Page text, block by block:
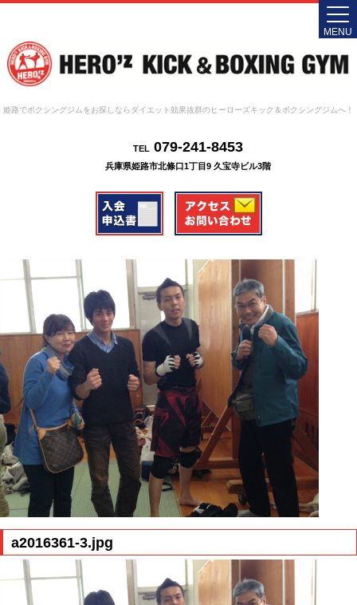
姫路でボクシングジムをお探しならダイエット効果抜群のヒーローズキック＆ボクシングジムへ！
TEL079-241-8453
兵庫県姫路市北條口1丁目9 久宝寺ビル3階
MENU
a2016361-3.jpg